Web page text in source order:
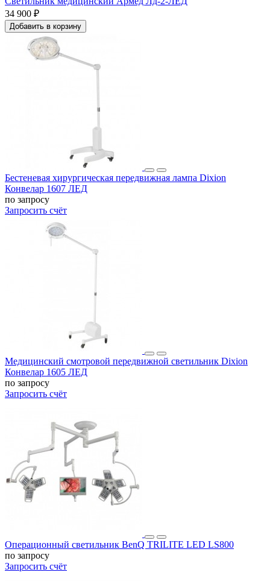
34 900 ₽
Добавить в корзину
Бестеневая хирургическая передвижная лампа Dixion
Конвелар 1607 ЛЕД
по запросу
Запросить счёт
Медицинский смотровой передвижной светильник Dixion
Конвелар 1605 ЛЕД
по запросу
Запросить счёт
Операционный светильник BenQ TRILITE LED LS800
по запросу
Запросить счёт